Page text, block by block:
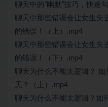
聊天中的“幽默”技巧，快速
聊天中那些错误会让女生失
的错误！（上）.mp4
聊天中那些错误会让女生失
的错误！（下）.mp4
聊天为什么不能太逻辑？
天？（上）.mp4
聊天为什么不能太逻辑？如